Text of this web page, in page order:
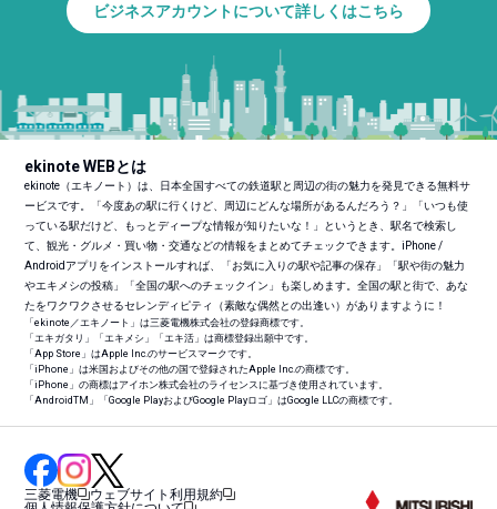
ビジネスアカウントについて詳しくはこちら
ekinote WEBとは
ekinote（エキノート）は、日本全国すべての鉄道駅と周辺の街の魅力を発見できる無料サ
ービスです。「今度あの駅に行くけど、周辺にどんな場所があるんだろう？」「いつも使
っている駅だけど、もっとディープな情報が知りたいな！」というとき、駅名で検索し
て、観光・グルメ・買い物・交通などの情報をまとめてチェックできます。iPhone /
Androidアプリをインストールすれば、「お気に入りの駅や記事の保存」「駅や街の魅力
やエキメシの投稿」「全国の駅へのチェックイン」も楽しめます。全国の駅と街で、あな
たをワクワクさせるセレンディピティ（素敵な偶然との出逢い）がありますように！
「ekinote／エキノート」は三菱電機株式会社の登録商標です。
「エキガタリ」「エキメシ」「エキ活」は商標登録出願中です。
「App Store」はApple Inc.のサービスマークです。
「iPhone」は米国およびその他の国で登録されたApple Inc.の商標です。
「iPhone」の商標はアイホン株式会社のライセンスに基づき使用されています。
「AndroidTM 」「Google PlayおよびGoogle Playロゴ」はGoogle LLCの商標です。
三菱電機
ウェブサイト利用規約